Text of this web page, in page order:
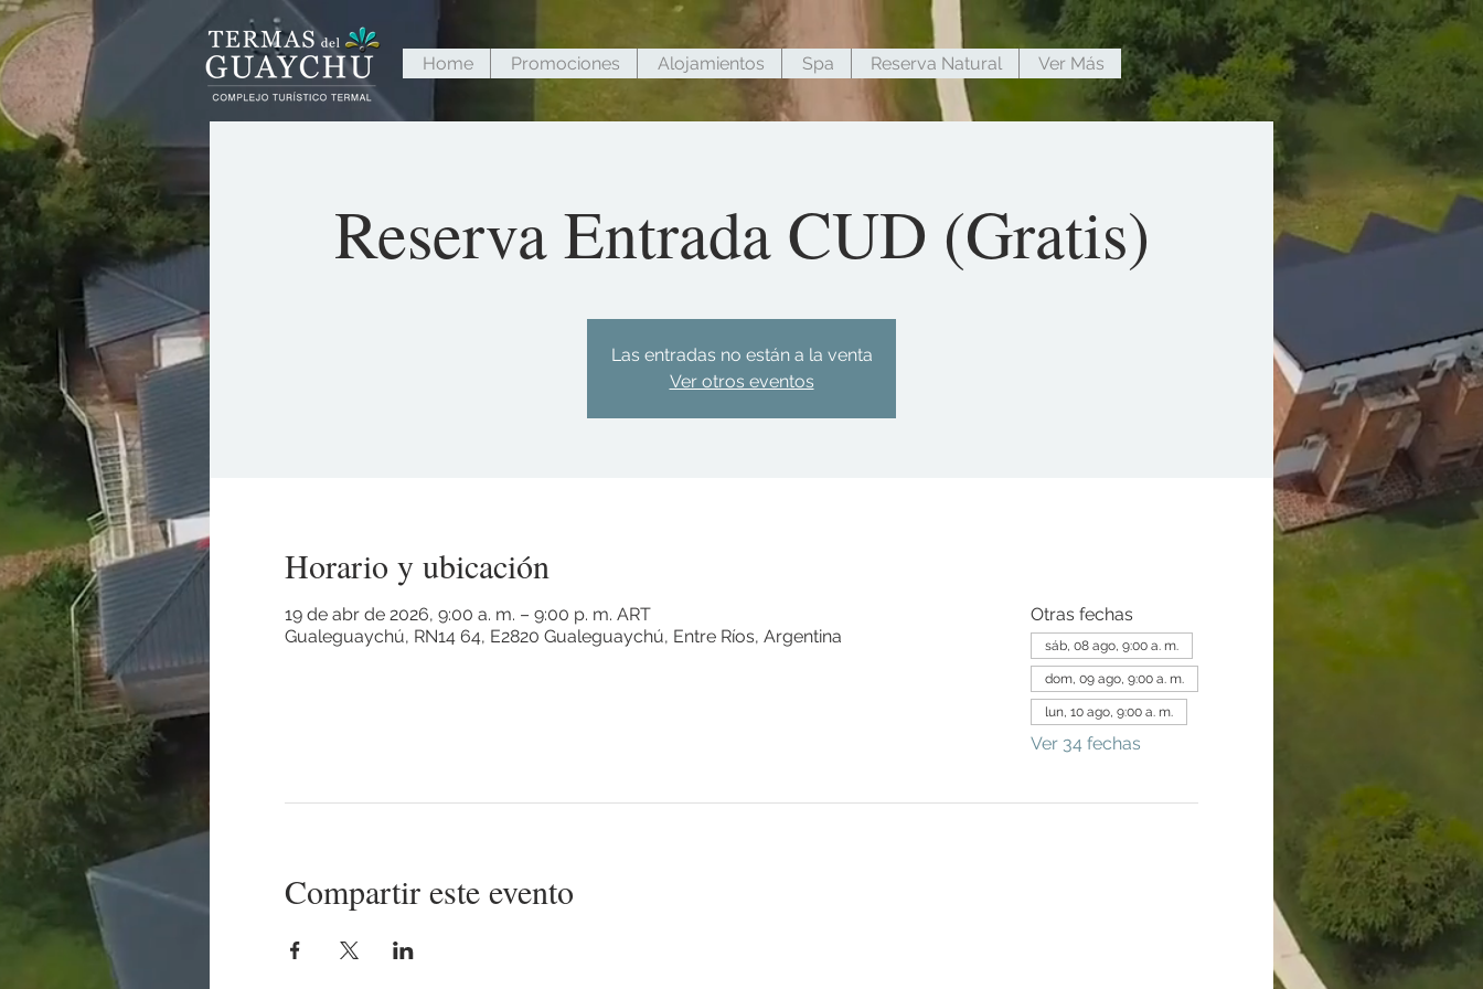
Home Promociones Alojamientos Spa Reserva Natural Ver Más
Reserva Entrada CUD (Gratis)
Las entradas no están a la venta
Ver otros eventos
Horario y ubicación
19 de abr de 2026, 9:00 a. m. – 9:00 p. m. ART
Gualeguaychú, RN14 64, E2820 Gualeguaychú, Entre Ríos, Argentina
Otras fechas
sáb, 08 ago, 9:00 a. m.
dom, 09 ago, 9:00 a. m.
lun, 10 ago, 9:00 a. m.
Ver 34 fechas
Compartir este evento